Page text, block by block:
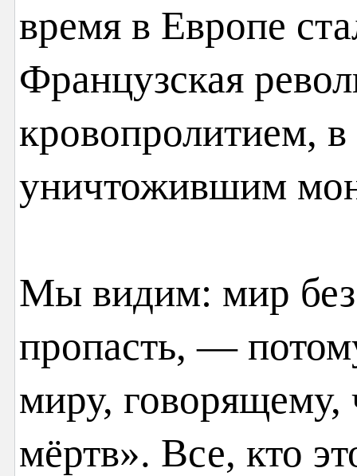
время в Европе
Французская
кровопролитием,
уничтожившим
Мы видим: мир без
пропасть, —
миру, говорящему,
мёртв». Все, кто